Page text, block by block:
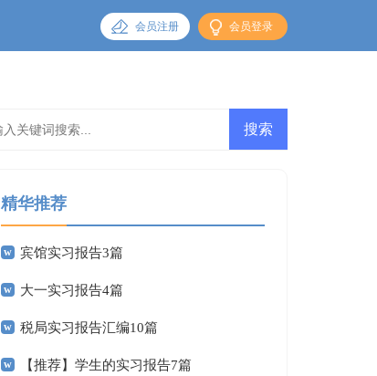
会员登录
会员注册
精华推荐
宾馆实习报告3篇
大一实习报告4篇
税局实习报告汇编10篇
【推荐】学生的实习报告7篇